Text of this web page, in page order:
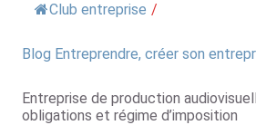
Club entreprise /
Blog Entreprendre, créer son
Entreprise de production
obligations et régime d’imposition